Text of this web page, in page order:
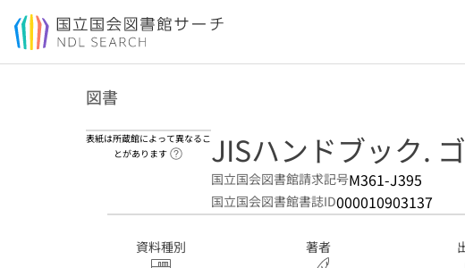
本文へ移動
図書
表紙は所蔵館によって異なるこ
とがあります
ヘルプページへのリンク
JISハンドブック.
国立国会図書館請求記号M361-J395
国立国会図書館書誌ID000010903137
資料種別 著者